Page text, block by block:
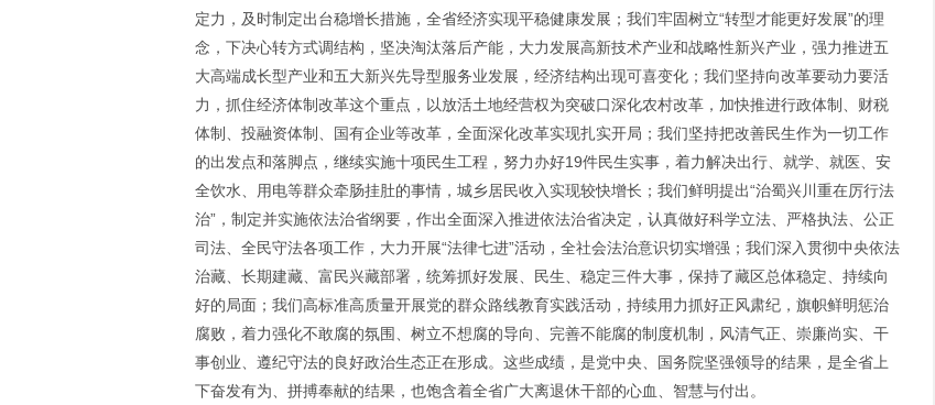
定力，及时制定出台稳增长措施，全省经济实现平稳健康发展；我们牢固树立“转型才能更好发展”的理
念，下决心转方式调结构，坚决淘汰落后产能，大力发展高新技术产业和战略性新兴产业，强力推进五
大高端成长型产业和五大新兴先导型服务业发展，经济结构出现可喜变化；我们坚持向改革要动力要活
力，抓住经济体制改革这个重点，以放活土地经营权为突破口深化农村改革，加快推进行政体制、财税
体制、投融资体制、国有企业等改革，全面深化改革实现扎实开局；我们坚持把改善民生作为一切工作
的出发点和落脚点，继续实施十项民生工程，努力办好19件民生实事，着力解决出行、就学、就医、安
全饮水、用电等群众牵肠挂肚的事情，城乡居民收入实现较快增长；我们鲜明提出“治蜀兴川重在厉行法
治”，制定并实施依法治省纲要，作出全面深入推进依法治省决定，认真做好科学立法、严格执法、公正
司法、全民守法各项工作，大力开展“法律七进”活动，全社会法治意识切实增强；我们深入贯彻中央依法
治藏、长期建藏、富民兴藏部署，统筹抓好发展、民生、稳定三件大事，保持了藏区总体稳定、持续向
好的局面；我们高标准高质量开展党的群众路线教育实践活动，持续用力抓好正风肃纪，旗帜鲜明惩治
腐败，着力强化不敢腐的氛围、树立不想腐的导向、完善不能腐的制度机制，风清气正、崇廉尚实、干
事创业、遵纪守法的良好政治生态正在形成。这些成绩，是党中央、国务院坚强领导的结果，是全省上
下奋发有为、拼搏奉献的结果，也饱含着全省广大离退休干部的心血、智慧与付出。